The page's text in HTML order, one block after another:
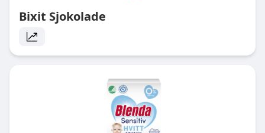
Bixit Sjokolade